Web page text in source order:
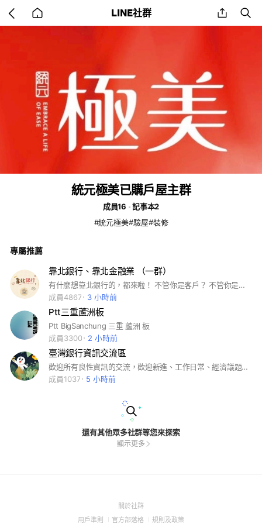
back
to
LINE社群 share
統元極美已購戶屋主群
成員16
記事本2
#統元極美#驗屋#裝修
專屬推薦
靠北銀行、靠北金融業 （一群）
有什麼想靠北銀行的，都來啦！ 不管你是客戶？ 不管你是行員？ 不管你是不是不爽銀行？ 「人若犯我，比加倍奉還」 都來啦！ #靠北銀行 #靠北 #銀行 #金融 #中信 #國泰 #玉山 #富邦 #華南 #第一 #土銀 #花旗
成員4867
3 小時前
Ptt三重蘆洲板
Ptt BigSanchung 三重 蘆洲 板
成員3300
2 小時前
臺灣銀行資訊交流區
歡迎所有良性資訊的交流，歡迎新進、工作日常、經濟議題，都可盡情分享。 答對入群的題目才可以進來 #台灣銀行 #臺灣銀行 #金融業 #筆試面試 #公務員 #公股銀行 #考試
成員1037
5 小時前
還有其他眾多社群等您來探索
顯示更多
關於社群(Open
用戶準則 (Open
官方部落格 (Open
規則及政策(Open